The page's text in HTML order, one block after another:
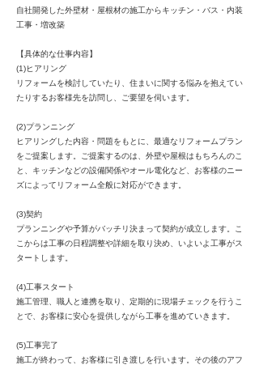
自社開発した外壁材・屋根材の施工からキッチン・バス・内装
工事・増改築
【具体的な仕事内容】
(1)ヒアリング
リフォームを検討していたり、住まいに関する悩みを抱えてい
たりするお客様先を訪問し、ご要望を伺います。
(2)プランニング
ヒアリングした内容・問題をもとに、最適なリフォームプラン
をご提案します。ご提案するのは、外壁や屋根はもちろんのこ
と、キッチンなどの設備関係やオール電化など、お客様のニー
ズによってリフォーム全般に対応ができます。
(3)契約
プランニングや予算がバッチリ決まって契約が成立します。こ
こからは工事の日程調整や詳細を取り決め、いよいよ工事がス
タートします。
(4)工事スタート
施工管理、職人と連携を取り、定期的に現場チェックを行うこ
とで、お客様に安心を提供しながら工事を進めていきます。
(5)工事完了
施工が終わって、お客様に引き渡しを行います。その後のアフ